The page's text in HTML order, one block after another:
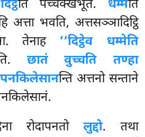
दिट्ठेति पच्चक्खभूते. धम्मेति
अत्ता भवति, अत्तसञ्ञादिट्ठि
तेनाह ‘‘दिट्ठेव धम्मेति
छातं वुच्चति तण्हा
न्ति अत्तनो सन्ताने
रोदापनतो लुद्दो. तथा